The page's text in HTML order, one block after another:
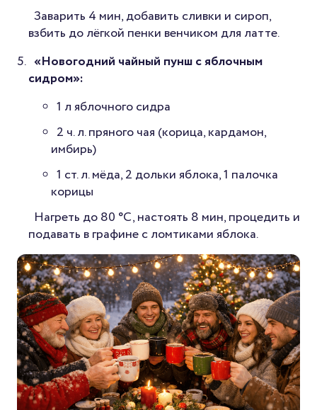
Заварить 4 мин, добавить сливки и сироп,
взбить до лёгкой пенки венчиком для латте.
«Новогодний чайный пунш с яблочным
сидром»:
1 л яблочного сидра
2 ч. л. пряного чая (корица, кардамон,
имбирь)
1 ст. л. мёда, 2 дольки яблока, 1 палочка
корицы
Нагреть до 80 °C, настоять 8 мин, процедить и
подавать в графине с ломтиками яблока.